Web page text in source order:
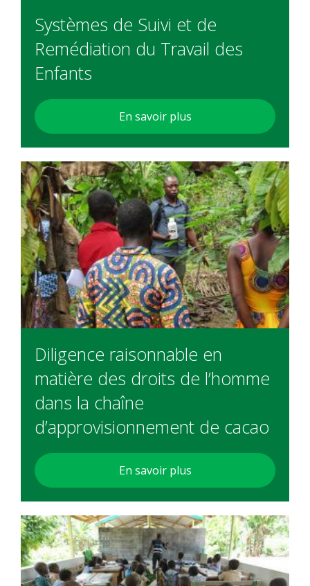
Systèmes de Suivi et de
Remédiation du Travail des
Enfants
En savoir plus
Diligence raisonnable en
matière des droits de l’homme
dans la chaîne
d’approvisionnement de cacao
En savoir plus